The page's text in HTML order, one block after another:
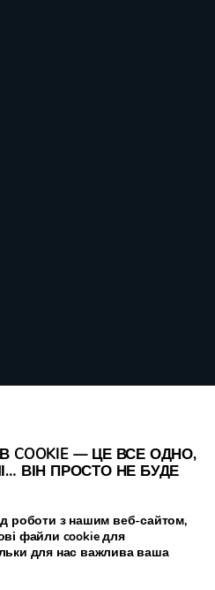
результатом проєкту Legumes
фінансується Європейським
програму Horizon 2020, номер
COOKIE — ЦЕ ВСЕ ОДНО,
ВІН ПРОСТО НЕ БУДЕ
роботи з нашим веб-сайтом,
файли cookie для
для нас важлива ваша